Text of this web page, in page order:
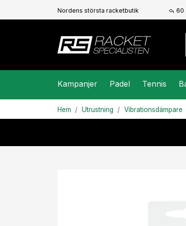
Nordens största racketbutik 60
Kampanjer Padel Tennis
Hem Utrustning Vibrationsdämpare